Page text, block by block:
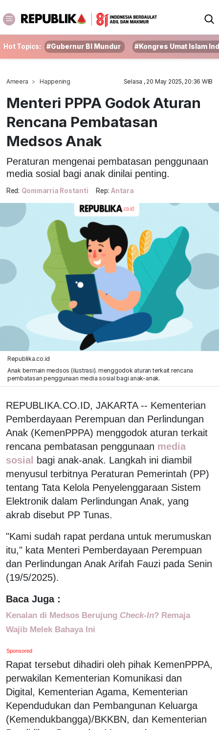
Hot Topics: #Gubernur BI Mundur #Kongres Umat Islam
Ameera Happening Selasa , 20 May 2025, 20:36 WIB
Menteri PPPA Godok Aturan
Rencana Pembatasan
Medsos Anak
Peraturan mengenai pembatasan penggunaan
media sosial bagi anak dinilai penting.
Red: Qommarria Rostanti Rep: Antara
Republika.co.id
Anak bermain medsos (ilustrasi). menggodok aturan terkait rencana
pembatasan penggunaan media sosial bagi anak-anak.
REPUBLIKA.CO.ID, JAKARTA -- Kementerian
Pemberdayaan Perempuan dan Perlindungan
Anak (KemenPPPA) menggodok aturan terkait
rencana pembatasan penggunaan media
sosial
bagi anak-anak. Langkah ini diambil
menyusul terbitnya Peraturan Pemerintah (PP)
tentang Tata Kelola Penyelenggaraan Sistem
Elektronik dalam Perlindungan Anak, yang
akrab disebut PP Tunas.
"Kami sudah rapat perdana untuk merumuskan
itu," kata Menteri Pemberdayaan Perempuan
dan Perlindungan Anak Arifah Fauzi pada Senin
(19/5/2025).
Baca Juga :
Kenalan di Medsos Berujung Check-In? Remaja
Wajib Melek Bahaya Ini
Sponsored
Rapat tersebut dihadiri oleh pihak KemenPPPA,
perwakilan Kementerian Komunikasi dan
Digital, Kementerian Agama, Kementerian
Kependudukan dan Pembangunan Keluarga
(Kemendukbangga)/BKKBN, dan Kementerian